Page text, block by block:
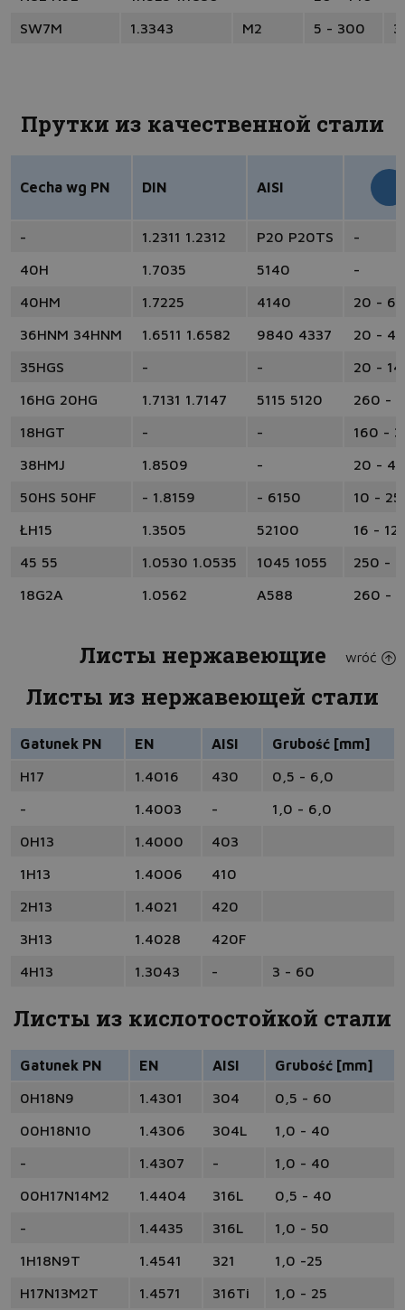
SW7M
1.3343 M2 5 - 300
Прутки из качественной стали
Cecha wg PN DIN AISI
- 1.2311 1.2312 P20 P20TS
-
40H
1.7035 5140
-
40HM
1.7225 4140
20 -
36HNM 34HNM
1.6511 1.6582 9840 4337
20 -
35HGS
- -
20 -
16HG 20HG
1.7131 1.7147 5115 5120
260 -
18HGT
- -
160 -
38HMJ
1.8509 -
20 -
50HS 50HF
- 1.8159 - 6150
10 -
ŁH15
1.3505 52100
16 -
45 55
1.0530 1.0535 1045 1055
250 -
18G2A
1.0562 A588 260 -
Листы нержавеющие wróć
Листы из нержавеющей стали
Gatunek PN EN AISI
Grubość [mm]
H17
1.4016 430
0,5 - 6,0
-
1.4003 -
1,0 - 6,0
0H13
1.4000
403
1H13
1.4006
410
2H13
1.4021
420
3H13
1.4028
420F
4H13
1.3043 - 3 - 60
Листы из кислотостойкой стали
Gatunek PN EN AISI
Grubość [mm]
0H18N9
1.4301 304
0,5 - 60
00H18N10
1.4306 304L
1,0 - 40
-
1.4307 -
1,0 - 40
00H17N14M2
1.4404 316L
0,5 - 40
-
1.4435 316L
1,0 - 50
1H18N9T
1.4541 321
1,0 -25
H17N13M2T
1.4571 316Ti 1,0 - 25